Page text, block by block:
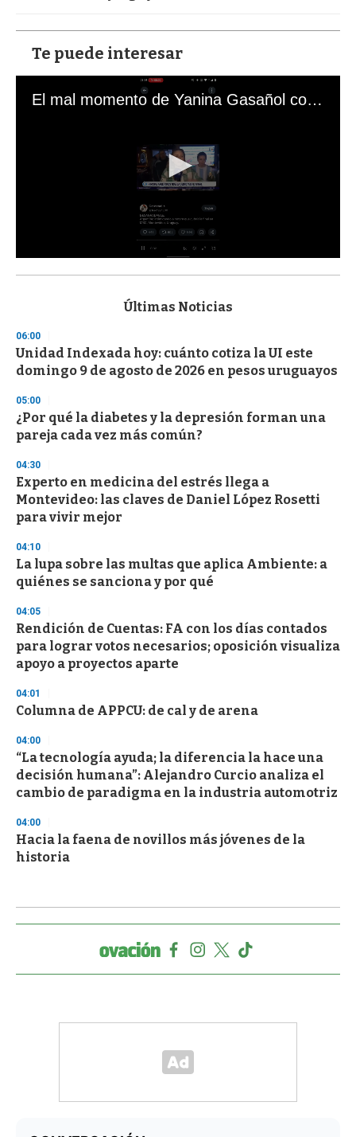
Te puede interesar
El mal momento de Yanina Gasañol con un hincha argentino en "Subrayado"
s
d
s
o
f
3
s
e
c
n
d
s
Últimas Noticias
06:00
Unidad Indexada hoy: cuánto cotiza la UI este
domingo 9 de agosto de 2026 en pesos uruguayos
05:00
¿Por qué la diabetes y la depresión forman una
pareja cada vez más común?
04:30
Experto en medicina del estrés llega a
Montevideo: las claves de Daniel López Rosetti
para vivir mejor
04:10
La lupa sobre las multas que aplica Ambiente: a
quiénes se sanciona y por qué
04:05
Rendición de Cuentas: FA con los días contados
para lograr votos necesarios; oposición visualiza
apoyo a proyectos aparte
04:01
Columna de APPCU: de cal y de arena
04:00
“La tecnología ayuda; la diferencia la hace una
decisión humana”: Alejandro Curcio analiza el
cambio de paradigma en la industria automotriz
04:00
Hacia la faena de novillos más jóvenes de la
historia